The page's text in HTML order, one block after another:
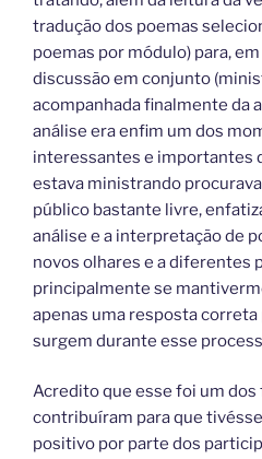
tradução dos poemas
poemas por módulo) para,
discussão em conjunto
acompanhada finalmente da
análise era enfim um dos
interessantes e importantes
estava ministrando
público bastante livre,
análise e a interpretação de
novos olhares e a diferentes
principalmente se
apenas uma resposta correta
surgem durante esse
Acredito que esse foi um
contribuíram para que
positivo por parte dos